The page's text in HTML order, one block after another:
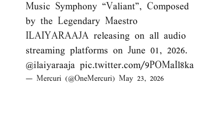
Music Symphony “Valiant”, Composed
by the Legendary Maestro
ILAIYARAAJA releasing on all audio
streaming platforms on June 01, 2026.
@ilaiyaraaja pic.twitter.com/9POMaIl8ka
— Mercuri (@OneMercuri) May 23, 2026